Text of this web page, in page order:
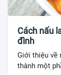
Cách nấu
đình
Giới thiệu về
thành một